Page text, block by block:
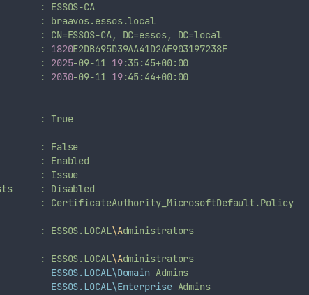
:
ESSOS-CA
:
braavos.essos.local
: CN=ESSOS-CA, DC=essos,
DC=local
: 1820E2DB695D39AA41D26F903197238F
: 2025-09-11 19:35:45+00:00
: 2030-09-11 19:45:44+00:00
: True
:
False
:
Enabled
:
Issue
:
Disabled
:
CertificateAuthority_MicrosoftDefault.Policy
: ESSOS.LOCAL\Administrators
: ESSOS.LOCAL\Administrators
ESSOS.LOCAL\Domain Admins
ESSOS.LOCAL\Enterprise Admins